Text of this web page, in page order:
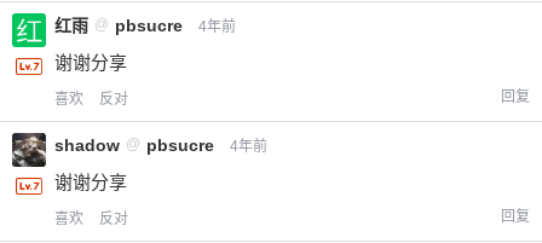
红雨 @ pbsucre 4年前
谢谢分享
喜欢 反对 回复
shadow @ pbsucre 4年前
谢谢分享
喜欢 反对 回复